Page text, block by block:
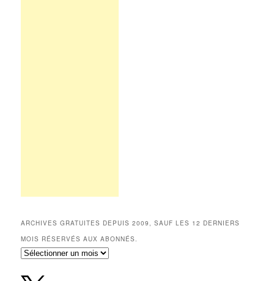
ARCHIVES GRATUITES DEPUIS 2009, SAUF LES 12 DERNIERS
MOIS RÉSERVÉS AUX ABONNÉS.
Archives
depuis